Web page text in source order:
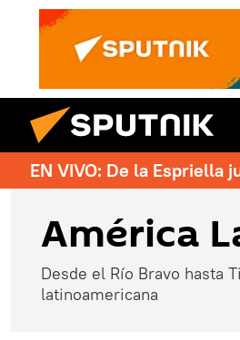
EN VIVO: De la Espriella
América
Desde el Río Bravo hasta
latinoamericana